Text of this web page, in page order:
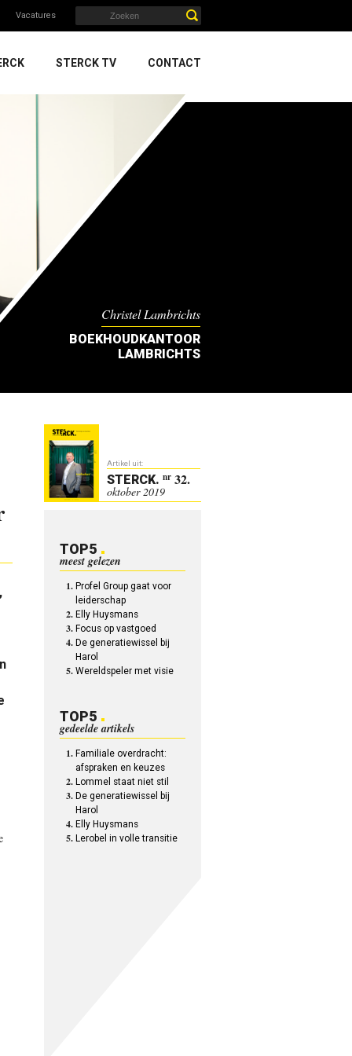
Vacatures
STERCK TV CONTACT
Christel Lambrichts
BOEKHOUDKANTOOR
LAMBRICHTS
Artikel uit:
STERCK. nr 32.
oktober 2019
TOP5
meest gelezen
Profel Group gaat voor
leiderschap
Elly Huysmans
Focus op vastgoed
De generatiewissel bij
Harol
Wereldspeler met visie
TOP5
gedeelde artikels
Familiale overdracht:
afspraken en keuzes
Lommel staat niet stil
De generatiewissel bij
Harol
Elly Huysmans
Lerobel in volle transitie